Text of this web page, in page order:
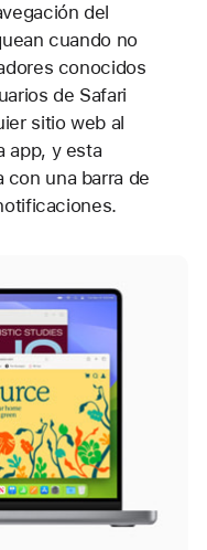
del
cuando no
conocidos
de Safari
sitio web al
app, y esta
una barra de